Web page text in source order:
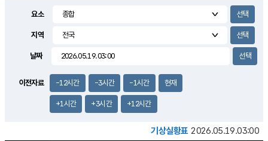
4.3m/s
요소
지역
날짜
이전자료 -12시간 -3시간 -1시간 현재
+1시간 +3시간 +12시간
기상실황표 2026.05.19.03:00